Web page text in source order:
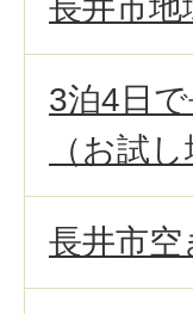
長井市
3泊4日
（お試
長井市